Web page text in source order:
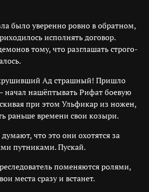
было уверенно ровно в обратном,
исполнять договор.
тому, что разглашать строго-
Ад страшный! Пришло
начал нашёптывать Рифат боевую
при этом Ульфикар из ножен,
раньше времени свои козыри.
что это они охотятся за
путниками. Пускай.
поменяются ролями,
места сразу и встанет.